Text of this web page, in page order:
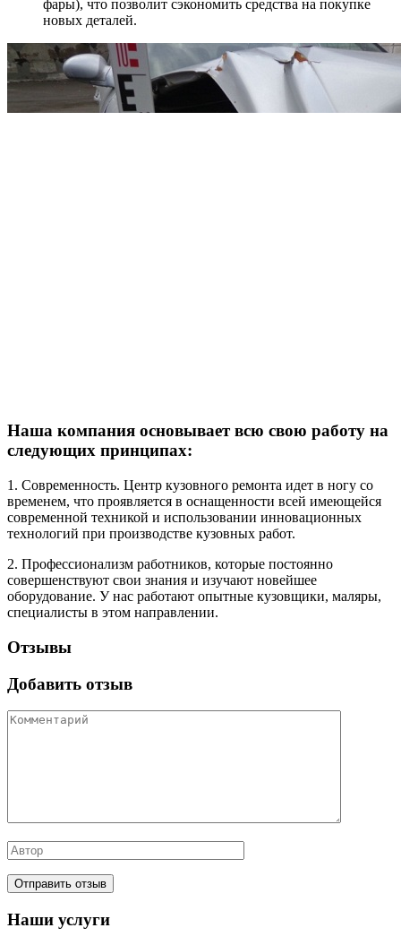
фары), что позволит сэкономить средства на покупке
новых деталей.
Наша компания основывает всю свою работу на
следующих принципах:
1. Современность. Центр кузовного ремонта идет в ногу со
временем, что проявляется в оснащенности всей имеющейся
современной техникой и использовании инновационных
технологий при производстве кузовных работ.
2. Профессионализм работников, которые постоянно
совершенствуют свои знания и изучают новейшее
оборудование. У нас работают опытные кузовщики, маляры,
специалисты в этом направлении.
Отзывы
Добавить отзыв
Наши услуги